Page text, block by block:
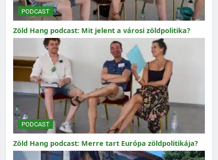
PODCAST
Zöld Hang podcast: Mit jelent a városi zöldpolitika?
PODCAST
Zöld Hang podcast: Merre tart Európa zöldpolitikája?